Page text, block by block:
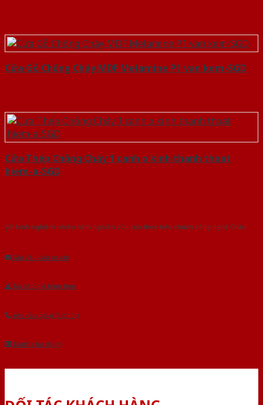
Cửa Gỗ Chống Cháy MDF Melamine P1 van kem-SGD
Cửa Thép Chống Cháy 1 canh o kinh thanh thoat
hiem-a-SGD
Với kinh nghiệm nhiêu năm nghiên cứu cửa theo tiêu chuẩn công nghệ Châu
Gửi yêu cầu tư vấn
Tải báo giá tổng hợp
Yêu cầu gọi lại (3 phút)
Dành cho đại lý